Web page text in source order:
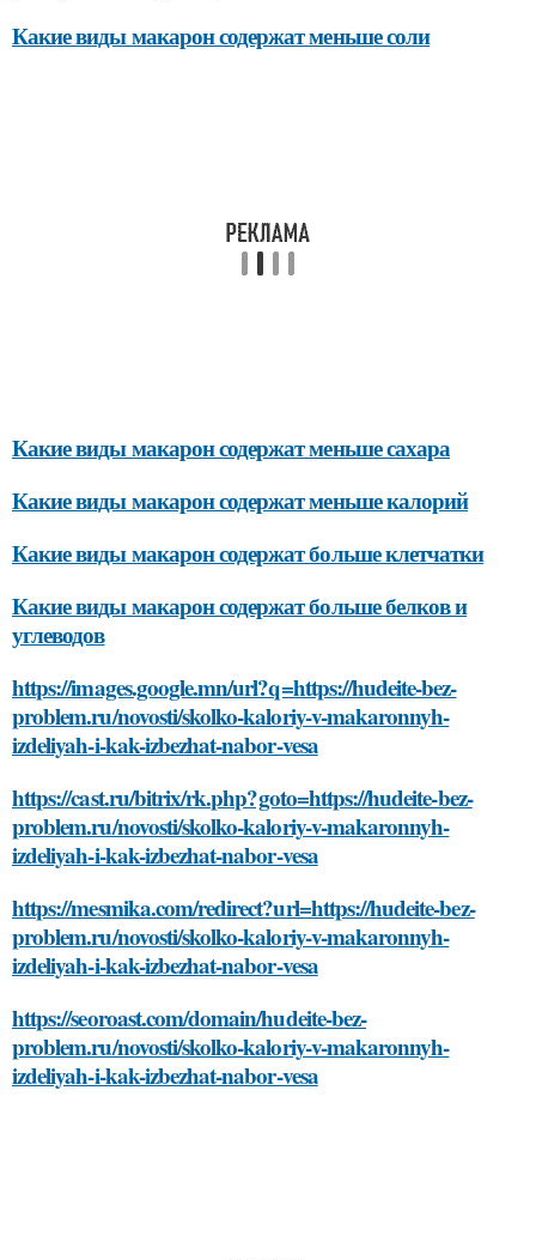
Какие виды макарон содержат меньше соли
Какие виды макарон содержат меньше сахара
Какие виды макарон содержат меньше калорий
Какие виды макарон содержат больше клетчатки
Какие виды макарон содержат больше белков и
углеводов
https://images.google.mn/url?q=https://hudeite-bez-
problem.ru/novosti/skolko-kaloriy-v-makaronnyh-
izdeliyah-i-kak-izbezhat-nabor-vesa
https://cast.ru/bitrix/rk.php?goto=https://hudeite-bez-
problem.ru/novosti/skolko-kaloriy-v-makaronnyh-
izdeliyah-i-kak-izbezhat-nabor-vesa
https://mesmika.com/redirect?url=https://hudeite-bez-
problem.ru/novosti/skolko-kaloriy-v-makaronnyh-
izdeliyah-i-kak-izbezhat-nabor-vesa
https://seoroast.com/domain/hudeite-bez-
problem.ru/novosti/skolko-kaloriy-v-makaronnyh-
izdeliyah-i-kak-izbezhat-nabor-vesa